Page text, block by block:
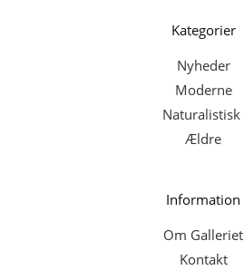
Kategorier
Nyheder
Moderne
Naturalistisk
Ældre
Information
Om Galleriet
Kontakt